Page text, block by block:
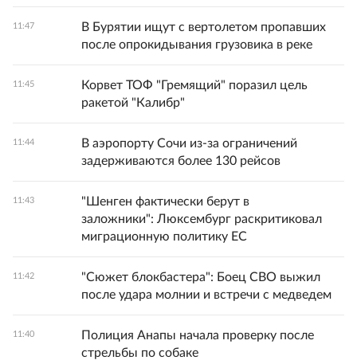
11:47
В Бурятии ищут с вертолетом пропавших
после опрокидывания грузовика в реке
11:45
Корвет ТОФ "Гремящий" поразил цель
ракетой "Калибр"
11:44
В аэропорту Сочи из-за ограничений
задерживаются более 130 рейсов
11:43
"Шенген фактически берут в
заложники": Люксембург раскритиковал
миграционную политику ЕС
11:42
"Сюжет блокбастера": Боец СВО выжил
после удара молнии и встречи с медведем
11:40
Полиция Анапы начала проверку после
стрельбы по собаке